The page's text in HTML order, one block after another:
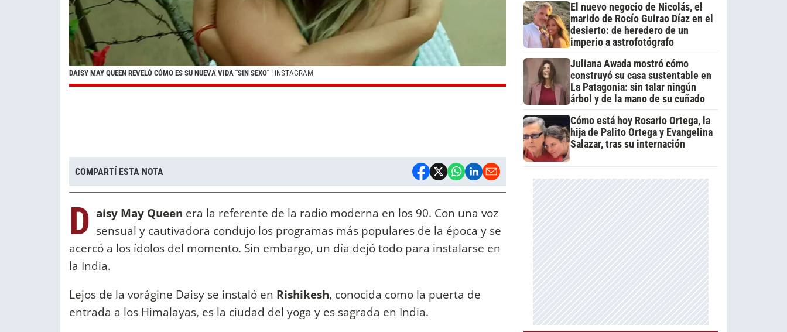
DAISY MAY QUEEN REVELÓ CÓMO ES SU NUEVA VIDA "SIN SEXO" | INSTAGRAM
COMPARTÍ ESTA NOTA
D aisy May Queen era la referente de la radio moderna en los 90. Con una voz
sensual y cautivadora condujo los programas más populares de la época y se
acercó a los ídolos del momento. Sin embargo, un día dejó todo para instalarse en
la India.
Lejos de la vorágine Daisy se instaló en Rishikesh, conocida como la puerta de
entrada a los Himalayas, es la ciudad del yoga y es sagrada en India.
El nuevo negocio de Nicolás, el
marido de Rocío Guirao Díaz en el
desierto: de heredero de un
imperio a astrofotógrafo
Juliana Awada mostró cómo
construyó su casa sustentable en
La Patagonia: sin talar ningún
árbol y de la mano de su cuñado
Cómo está hoy Rosario Ortega, la
hija de Palito Ortega y Evangelina
Salazar, tras su internación